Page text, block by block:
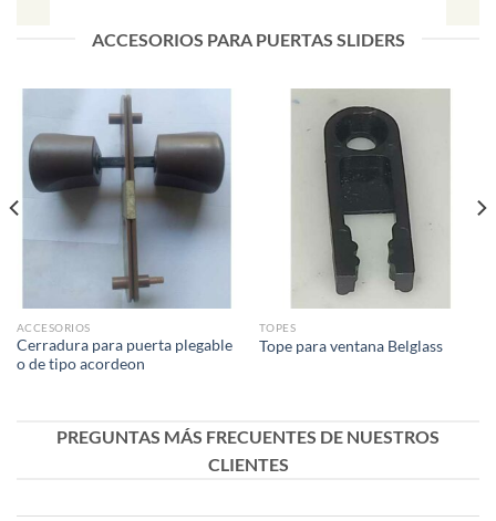
ACCESORIOS PARA PUERTAS SLIDERS
ACCESORIOS
Cerradura para puerta plegable
o de tipo acordeon
TOPES
Tope para ventana Belglass
PREGUNTAS MÁS FRECUENTES DE NUESTROS
CLIENTES